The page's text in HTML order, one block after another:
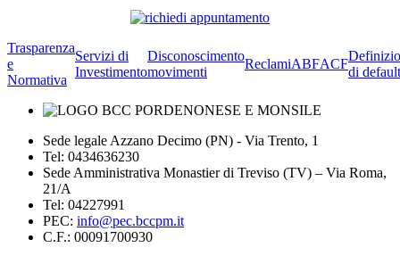
Trasparenza
e
Normativa
Servizi di
Investimento
Disconoscimento
movimenti
ReclamiABFACF
di default
Sede legale Azzano Decimo (PN) - Via Trento, 1
Tel: 0434636230
Sede Amministrativa Monastier di Treviso (TV) – Via Roma,
21/A
Tel: 04227991
PEC: info@pec.bccpm.it
C.F.: 00091700930